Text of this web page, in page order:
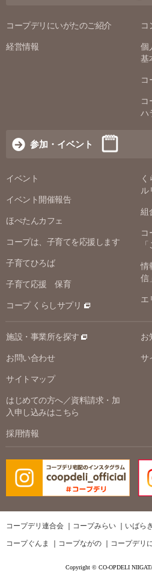
コープデリにいがたのご紹介
経営情報
コ
個
基
コ
コ
ハ
参加・イベント
イベント
イベント開催報告
ほぺたんカフェ
コープは、子育てを応援します
子育てひろば
子育て応援 保育
コープ くらしサプリ
く
ル
組
コ
情
信」
エ
施設・事業所を探す
お問い合わせ
サイトマップ
はじめての方へ／資料請求・加
入申し込みはこちら
採用情報
お
サ
コープデリ連合会 コープみらい いばら
コープぐんま コープながの コープデリ
Copyright © CO-OPDELI